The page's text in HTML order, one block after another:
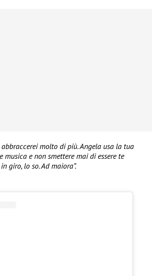
molto di più. Angela usa la tua
musica e non smettere mai di essere te
giro, lo so. Ad maiora”.